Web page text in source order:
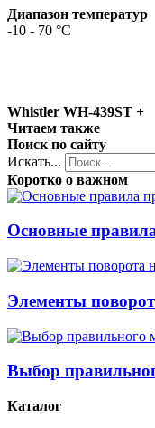
Диапазон температур
-10 - 70 °C
Whistler WH-439ST +
Читаем также
Поиск по сайту
Искать...
Коротко о важном
Основные
Элементы
Выбор
Каталог